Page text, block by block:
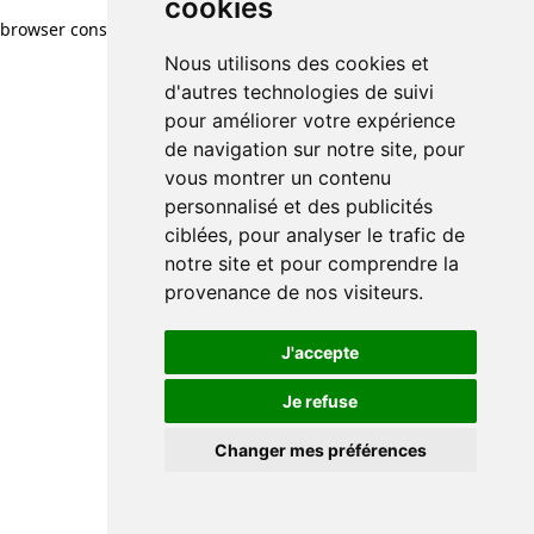
cookies
Nous utilisons des cookies et
d'autres technologies de suivi
pour améliorer votre expérience
de navigation sur notre site, pour
vous montrer un contenu
personnalisé et des publicités
ciblées, pour analyser le trafic de
notre site et pour comprendre la
provenance de nos visiteurs.
J'accepte
Je refuse
Changer mes préférences
browser console for more information)